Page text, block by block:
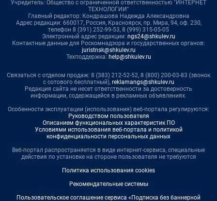
Учредитель: Общество с ограниченной ответственностью "ИНТЕРНЕТ
ТЕХНОЛОГИИ"
Главный редактор: Кондрашова Надежда Александровна
Адрес редакции: 660017, Россия, Красноярск, пр. Мира, 94, оф. 230,
телефон 8 (391) 252-99-53, 8 (999) 315-05-05
Электронный адрес редакции: ngs24@shkulev.ru
Контактные данные для Роскомнадзора и государственных органов:
juristnsk@shkulev.ru
Техподдержка: help@shkulev.ru
Связаться с отделом продаж: 8 (383) 212-52-52, 8 (800) 200-03-83 (звонок
с сотового бесплатный), reklamangs@shkulev.ru
Редакция сайта не несет ответственности за достоверность
информации, содержащейся в рекламных объявлениях.
Особенности эксплуатации (использования) веб-портала регулируются:
Руководством пользователя
Описанием функциональных характеристик ПО
Условиями использования веб-портала и политикой
конфиденциальности персональных данных
Веб-портал распространяется в виде интернет-сервиса, специальные
действия по установке на стороне пользователя не требуются
Политика использования cookies
Рекомендательные системы
Пользовательское соглашение сервиса «Подписка без баннерной